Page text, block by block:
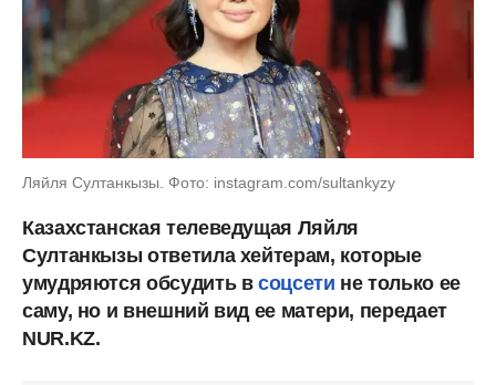
Ляйля Султанкызы. Фото: instagram.com/sultankyzy
Казахстанская телеведущая Ляйля
Султанкызы ответила хейтерам, которые
умудряются обсудить всоцсети не только ее
саму, но и внешний вид ее матери, передает
NUR.KZ.